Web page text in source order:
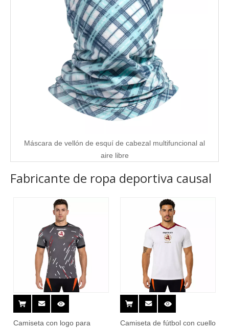
Máscara de vellón de esquí de cabezal multifuncional al
aire libre
Fabricante de ropa deportiva causal
Camiseta con logo para
Camiseta de fútbol con cuello